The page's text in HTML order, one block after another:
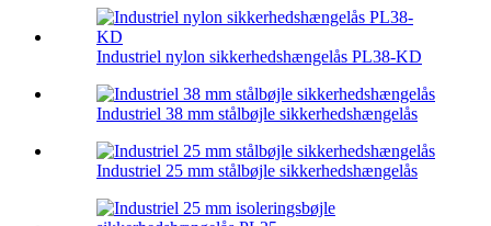
Industriel nylon sikkerhedshængelås PL38-KD
Industriel 38 mm stålbøjle sikkerhedshængelås
Industriel 25 mm stålbøjle sikkerhedshængelås